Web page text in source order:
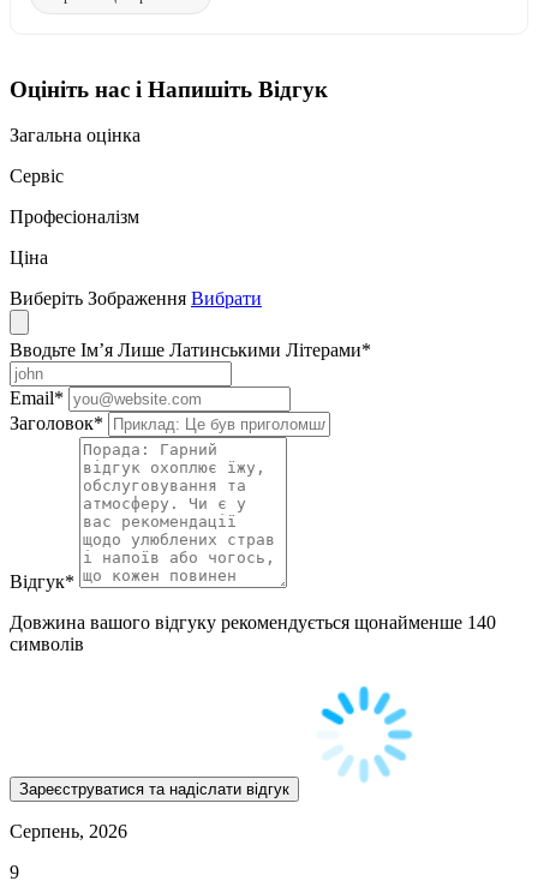
Оцініть нас і Напишіть Відгук
Загальна оцінка
Сервіс
Професіоналізм
Ціна
Виберіть Зображення Вибрати
Вводьте Ім’я Лише Латинськими Літерами*
Email*
Заголовок*
Відгук*
Довжина вашого відгуку рекомендується щонайменше 140
символів
Серпень, 2026
9